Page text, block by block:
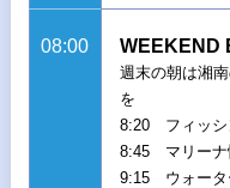
08:00 WEEKEND
週末の朝は湘
を
8:20 フィッシ
8:45 マリーナ
9:15 ウォータ